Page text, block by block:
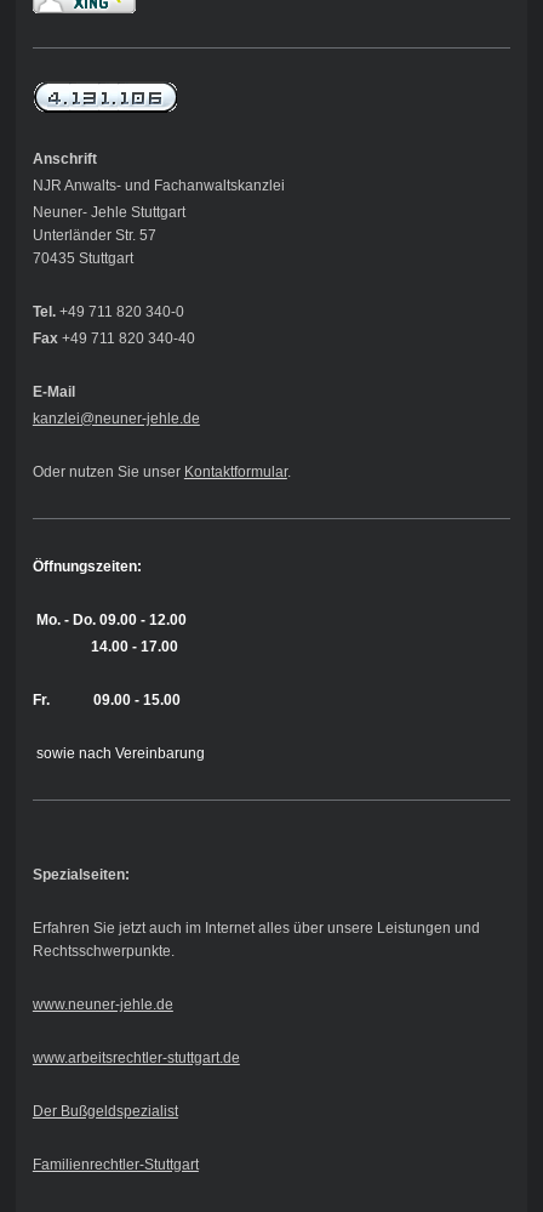
Anschrift
NJR Anwalts- und Fachanwaltskanzlei
Neuner- Jehle Stuttgart
Unterländer Str. 57
70435 Stuttgart
Tel.+49 711 820 340-0
Fax+49 711 820 340-40
E-Mail
kanzlei@neuner-jehle.de
Oder nutzen Sie unser Kontaktformular.
Öffnungszeiten:
Mo. - Do. 09.00 - 12.00
14.00 - 17.00
Fr. 09.00 - 15.00
sowie nach Vereinbarung
Spezialseiten:
Erfahren Sie jetzt auch im Internet alles über unsere Leistungen und
Rechtsschwerpunkte.
www.neuner-jehle.de
www.arbeitsrechtler-stuttgart.de
Der Bußgeldspezialist
Familienrechtler-Stuttgart